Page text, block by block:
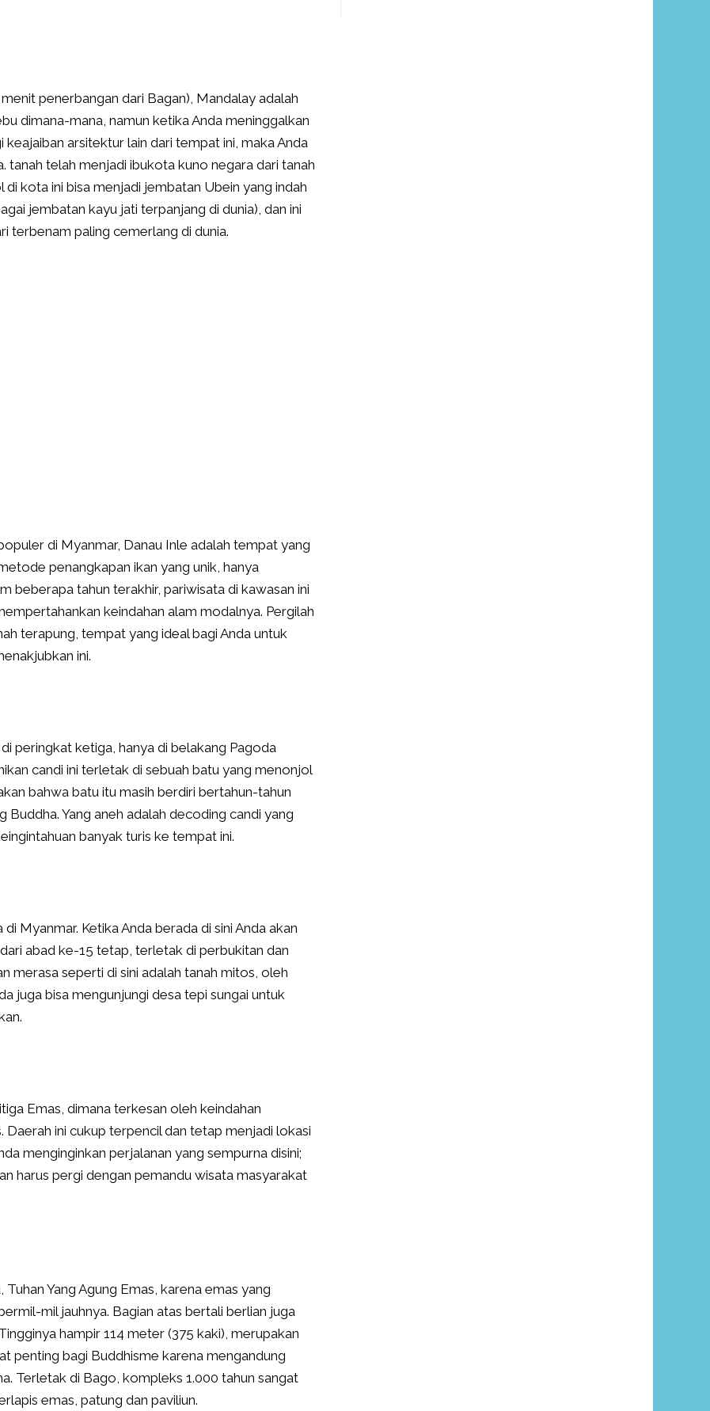
penerbangan dari Bagan), Mandalay adalah
dimana-mana, namun ketika Anda meninggalkan
arsitektur lain dari tempat ini, maka Anda
tanah telah menjadi ibukota kuno negara dari tanah
kota ini bisa menjadi jembatan Ubein yang indah
jembatan kayu jati terpanjang di dunia), dan ini
terbenam paling cemerlang di dunia.
di Myanmar, Danau Inle adalah tempat yang
penangkapan ikan yang unik, hanya
beberapa tahun terakhir, pariwisata di kawasan ini
keindahan alam modalnya. Pergilah
terapung, tempat yang ideal bagi Anda untuk
ini.
peringkat ketiga, hanya di belakang Pagoda
candi ini terletak di sebuah batu yang menonjol
bahwa batu itu masih berdiri bertahun-tahun
Buddha. Yang aneh adalah decoding candi yang
banyak turis ke tempat ini.
Myanmar. Ketika Anda berada di sini Anda akan
abad ke-15 tetap, terletak di perbukitan dan
merasa seperti di sini adalah tanah mitos, oleh
juga bisa mengunjungi desa tepi sungai untuk
Emas, dimana terkesan oleh keindahan
ini cukup terpencil dan tetap menjadi lokasi
menginginkan perjalanan yang sempurna disini;
harus pergi dengan pemandu wisata masyarakat
Yang Agung Emas, karena emas yang
mil jauhnya. Bagian atas bertali berlian juga
hampir 114 meter (375 kaki), merupakan
penting bagi Buddhisme karena mengandung
Terletak di Bago, kompleks 1.000 tahun sangat
emas, patung dan paviliun.